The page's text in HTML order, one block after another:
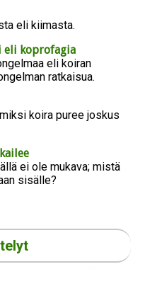
eli kiimasta.
eli koprofagia
eli koiran
ratkaisua.
koira puree joskus
ei ole mukava; mistä
sisälle?